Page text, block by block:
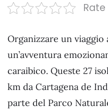
Organizzare un viaggio
un’avventura
caraibico. Queste 27
km da Cartagena de
parte del Parco